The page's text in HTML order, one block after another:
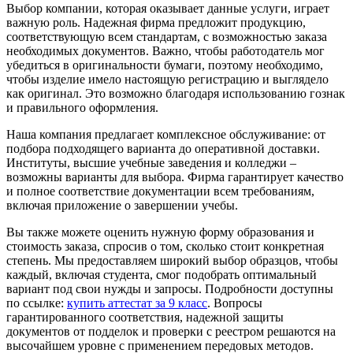
Выбор компании, которая оказывает данные услуги, играет
важную роль. Надежная фирма предложит продукцию,
соответствующую всем стандартам, с возможностью заказа
необходимых документов. Важно, чтобы работодатель мог
убедиться в оригинальности бумаги, поэтому необходимо,
чтобы изделие имело настоящую регистрацию и выглядело
как оригинал. Это возможно благодаря использованию гознак
и правильного оформления.
Наша компания предлагает комплексное обслуживание: от
подбора подходящего варианта до оперативной доставки.
Институты, высшие учебные заведения и колледжи –
возможны варианты для выбора. Фирма гарантирует качество
и полное соответствие документации всем требованиям,
включая приложение о завершении учебы.
Вы также можете оценить нужную форму образования и
стоимость заказа, спросив о том, сколько стоит конкретная
степень. Мы предоставляем широкий выбор образцов, чтобы
каждый, включая студента, смог подобрать оптимальный
вариант под свои нужды и запросы. Подробности доступны
по ссылке: купить аттестат за 9 класс. Вопросы
гарантированного соответствия, надежной защиты
документов от подделок и проверки с реестром решаются на
высочайшем уровне с применением передовых методов.